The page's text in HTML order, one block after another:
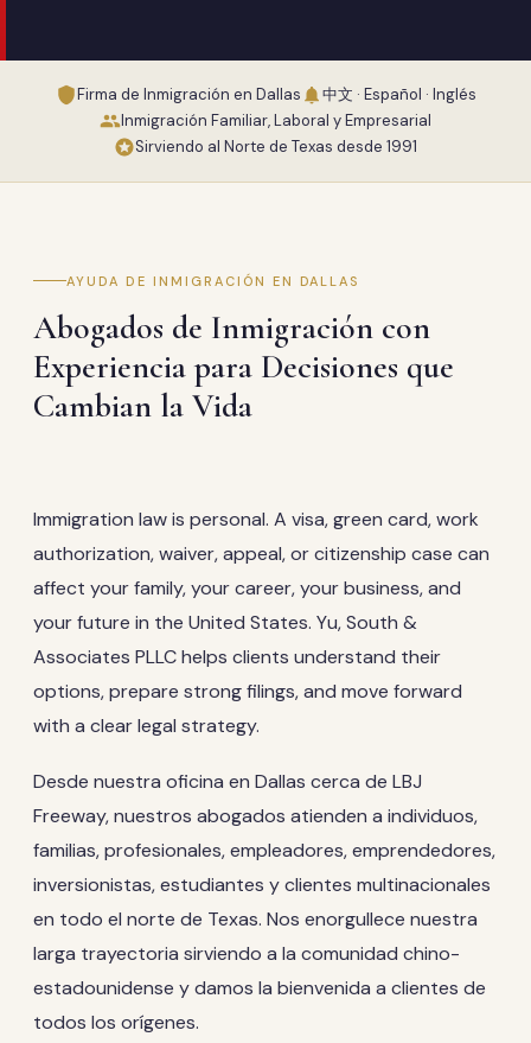
Firma de Inmigración en Dallas
中文 · Español · Inglés
Inmigración Familiar, Laboral y Empresarial
Sirviendo al Norte de Texas desde 1991
AYUDA DE INMIGRACIÓN EN DALLAS
Abogados de Inmigración con
Experiencia para Decisiones que
Cambian la Vida
Immigration law is personal. A visa, green card, work
authorization, waiver, appeal, or citizenship case can
affect your family, your career, your business, and
your future in the United States. Yu, South &
Associates PLLC helps clients understand their
options, prepare strong filings, and move forward
with a clear legal strategy.
Desde nuestra oficina en Dallas cerca de LBJ
Freeway, nuestros abogados atienden a individuos,
familias, profesionales, empleadores, emprendedores,
inversionistas, estudiantes y clientes multinacionales
en todo el norte de Texas. Nos enorgullece nuestra
larga trayectoria sirviendo a la comunidad chino-
estadounidense y damos la bienvenida a clientes de
todos los orígenes.